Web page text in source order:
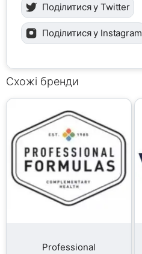
Поділитися у Twitter
Поділитися у Instagram
Схожі бренди
Professional